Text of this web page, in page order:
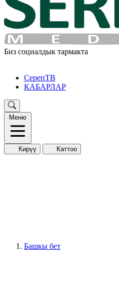
Биз социалдык тармакта
СерепТВ
КАБАРЛАР
Меню
Кирүү Каттоо
Башкы бет